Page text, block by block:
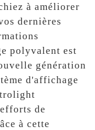
à améliorer
dernières
polyvalent est
génération
d'affichage
de
à cette